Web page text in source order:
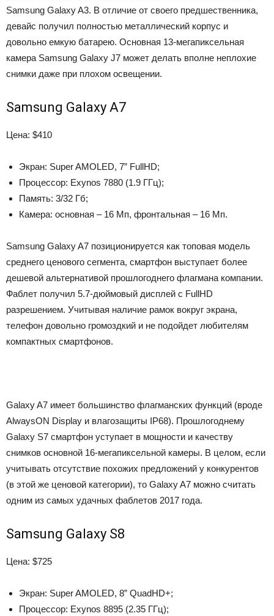
Samsung Galaxy A3. В отличие от своего предшественника,
девайс получил полностью металлический корпус и
довольно емкую батарею. Основная 13-мегапиксельная
камера Samsung Galaxy J7 может делать вполне неплохие
снимки даже при плохом освещении.
Samsung Galaxy A7
Цена: $410
Экран: Super AMOLED, 7” FullHD;
Процессор: Exynos 7880 (1.9 ГГц);
Память: 3/32 Гб;
Камера: основная – 16 Мп, фронтальная – 16 Мп.
Samsung Galaxy A7 позиционируется как топовая модель
среднего ценового сегмента, смартфон выступает более
дешевой альтернативой прошлогоднего флагмана компании.
Фаблет получил 5.7-дюймовый дисплей с FullHD
разрешением. Учитывая наличие рамок вокруг экрана,
телефон довольно громоздкий и не подойдет любителям
компактных смартфонов.
Galaxy A7 имеет большинство флагманских функций (вроде
AlwaysON Display и влагозащиты IP68). Прошлогоднему
Galaxy S7 смартфон уступает в мощности и качеству
снимков основной 16-мегапиксельной камеры. В целом, если
учитывать отсутствие похожих предложений у конкурентов
(в этой же ценовой категории), то Galaxy A7 можно считать
одним из самых удачных фаблетов 2017 года.
Samsung Galaxy S8
Цена: $725
Экран: Super AMOLED, 8” QuadHD+;
Процессор: Exynos 8895 (2.35 ГГц);